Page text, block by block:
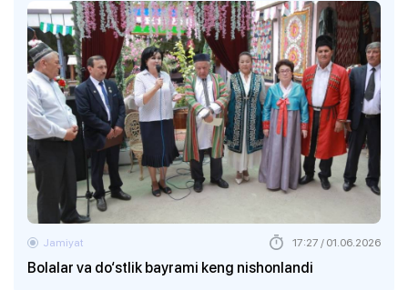
Bolalar va do‘stlik bayrami keng nishonlandi
Jamiyat 17:27 / 01.06.2026